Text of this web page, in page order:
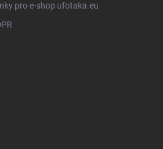
pro e-shop ufotaka.eu